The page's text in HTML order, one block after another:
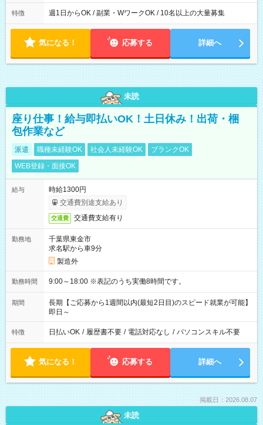
特徴 週1日からOK / 副業・WワークOK / 10名以上の大量募集
気になる！ 応募する 詳細へ
未読
座り仕事！給与即払いOK！土日休み！出荷・梱
包作業など
派遣 職種未経験OK 社会人未経験OK
ブランクOK
WEB登録・面接OK
給与
時給1300円
交通費別途支給あり
交通費 交通費支給有り
勤務地
千葉県東金市
求名駅から車9分
製造外
勤務時間 9:00～18:00 ※表記のうち実働8時間です。
期間
長期【ご応募から1週間以内(最短2日目)のスピード就業が可能】
即日～
特徴 日払いOK / 履歴書不要 / 電話対応なし / パソコンスキル不要
気になる！ 応募する 詳細へ
掲載日：2026.08.07
未読